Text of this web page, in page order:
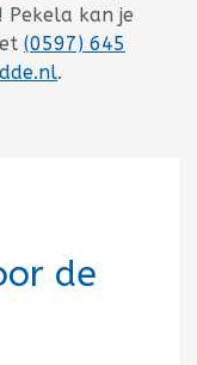
Pekela kan je
(0597) 645
.
de